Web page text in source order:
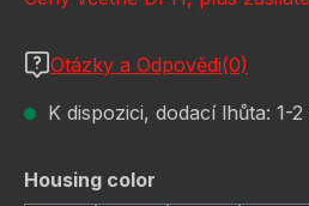
Otázky a Odpovědi(0)
K dispozici, dodací lhůta: 1-2
Vyberte
Housing color